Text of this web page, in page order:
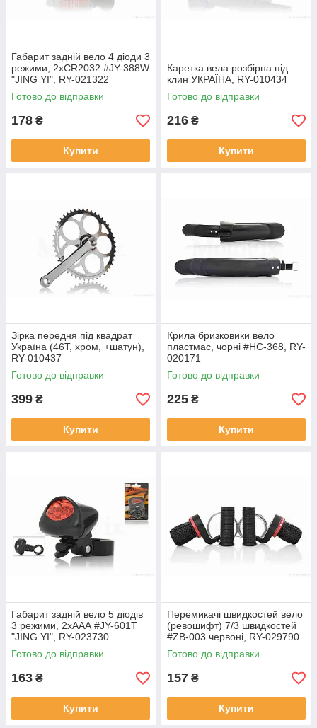
Габарит задній вело 4 діоди 3
режими, 2xCR2032 #JY-388W
"JING YI", RY-021322
Готово до відправки
178 ₴
Купити
Каретка вела розбірна під
клин УКРАЇНА, RY-010434
Готово до відправки
216 ₴
Купити
Зірка передня під квадрат
Україна (46T, хром, +шатун),
RY-010437
Готово до відправки
399 ₴
Купити
Крила бризковики вело
пластмас, чорні #HC-368, RY-
020171
Готово до відправки
225 ₴
Купити
Габарит задній вело 5 діодів
3 режими, 2хААА #JY-601T
"JING YI", RY-023730
Готово до відправки
163 ₴
Купити
Перемикачі швидкостей вело
(ревошифт) 7/3 швидкостей
#ZB-003 червоні, RY-029790
Готово до відправки
157 ₴
Купити